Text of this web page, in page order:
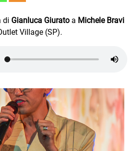
+
Disco Club
di Gianluca Giurato a Michele Bravi
Village (SP).